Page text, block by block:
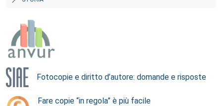
Fotocopie e diritto d’autore: domande e risposte
Fare copie “in regola” è più facile